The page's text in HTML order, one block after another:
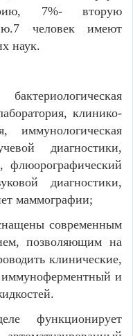
7%- вторую
человек имеют
наук.
клинико-
иммунологическая
диагностики,
флюорографический
диагностики,
маммографии;
современным
позволяющим на
клинические,
иммуноферментный и
функционирует